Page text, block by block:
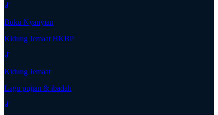
Buku Nyanyian
Kidung Jemaat HKBP
Kidung Jemaat
Lagu pujian & ibadah